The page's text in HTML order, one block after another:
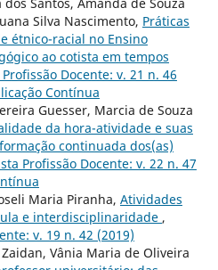
Silva Nascimento, Práticas
étnico-racial no Ensino
ao cotista em tempos
Profissão Docente: v. 21 n. 46
Contínua
Guesser, Marcia de Souza
da hora-atividade e suas
continuada dos(as)
Profissão Docente: v. 22 n. 47
Maria Piranha, Atividades
e interdisciplinaridade ,
v. 19 n. 42 (2019)
Vânia Maria de Oliveira